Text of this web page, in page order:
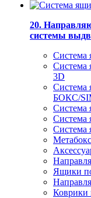
20.
системы
3D
БОКС/
Ящики
Коврики